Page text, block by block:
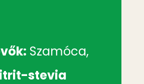
Szamóca,
stevia